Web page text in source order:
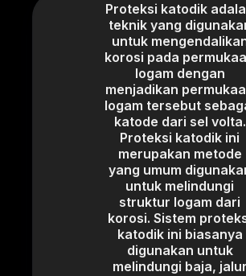
Proteksi katodik
teknik yang
untuk
korosi pada
logam dengan
menjadikan
logam tersebut
katode dari sel volta.
Proteksi katodik ini
merupakan metode
yang umum
untuk melindungi
struktur logam dari
korosi. Sistem
katodik ini biasanya
digunakan untuk
melindungi baja, jalur